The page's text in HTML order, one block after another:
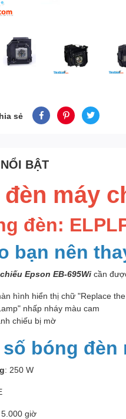
sẻ
BẬT
máy
đèn:
bạn nên
Epson EB-695Wi cần
hình hiển thị chữ "Replace
nhấp nháy màu cam
chiếu bị mờ
bóng đèn
: 250 W
5.000 giờ